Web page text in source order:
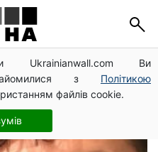
Ukrainianwall.com Ви
з Політикою
файлів cookie.